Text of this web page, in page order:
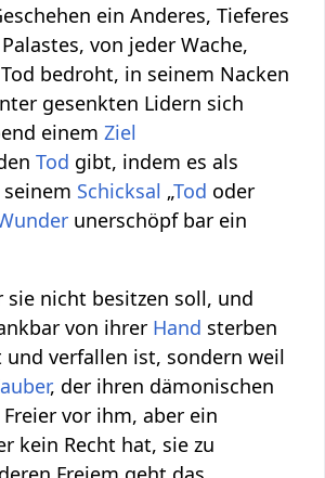
ein Anderes, Tieferes
von jeder Wache,
bedroht, in seinem Nacken
gesenkten Lidern sich
einemZiel
Tod gibt, indem es als
seinem Schicksal „Tod oder
unerschöpf bar ein
sie nicht besitzen soll, und
von ihrer Hand sterben
verfallen ist, sondern weil
, der ihren dämonischen
vor ihm, aber ein
kein Recht hat, sie zu